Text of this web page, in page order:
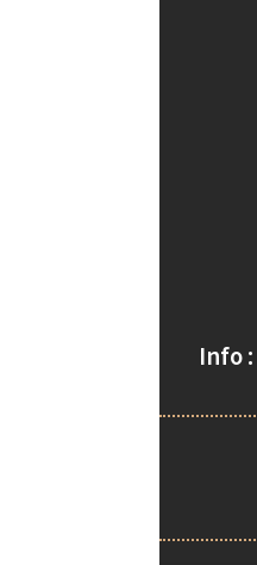
Info :